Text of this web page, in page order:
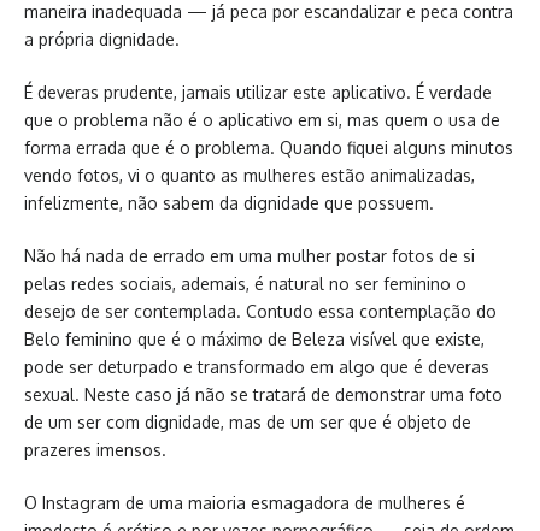
maneira inadequada — já peca por escandalizar e peca contra
a própria dignidade.
É deveras prudente, jamais utilizar este aplicativo. É verdade
que o problema não é o aplicativo em si, mas quem o usa de
forma errada que é o problema. Quando fiquei alguns minutos
vendo fotos, vi o quanto as mulheres estão animalizadas,
infelizmente, não sabem da dignidade que possuem.
Não há nada de errado em uma mulher postar fotos de si
pelas redes sociais, ademais, é natural no ser feminino o
desejo de ser contemplada. Contudo essa contemplação do
Belo feminino que é o máximo de Beleza visível que existe,
pode ser deturpado e transformado em algo que é deveras
sexual. Neste caso já não se tratará de demonstrar uma foto
de um ser com dignidade, mas de um ser que é objeto de
prazeres imensos.
O Instagram de uma maioria esmagadora de mulheres é